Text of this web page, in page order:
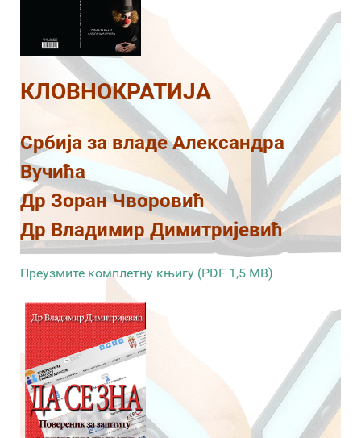
КЛОВНОКРАТИЈА
Србија за владе Александра
Вучића
Др Зоран Чворовић
Др Владимир Димитријевић
Преузмите комплетну књигу (PDF 1,5 MB)